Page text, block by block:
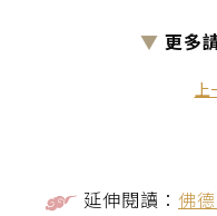
▼ 更多
上
延伸閱讀： 佛